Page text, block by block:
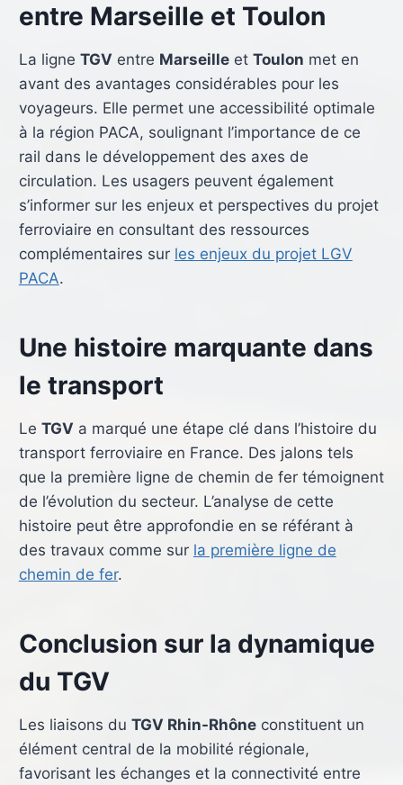
entre Marseille et Toulon
La ligne TGV entre Marseilleet Toulon met en
avant des avantages considérables pour les
voyageurs. Elle permet une accessibilité optimale
à la région PACA, soulignant l’importance de ce
rail dans le développement des axes de
circulation. Les usagers peuvent également
s’informer sur les enjeux et perspectives du projet
ferroviaire en consultant des ressources
complémentaires sur les enjeux du projet LGV
PACA.
Une histoire marquante dans
le transport
Le TGV a marqué une étape clé dans l’histoire du
transport ferroviaire en France. Des jalons tels
que la première ligne de chemin de fer témoignent
de l’évolution du secteur. L’analyse de cette
histoire peut être approfondie en se référant à
des travaux comme sur la première ligne de
chemin de fer.
Conclusion sur la dynamique
du TGV
Les liaisons du TGV Rhin-Rhôneconstituent un
élément central de la mobilité régionale,
favorisant les échanges et la connectivité entre